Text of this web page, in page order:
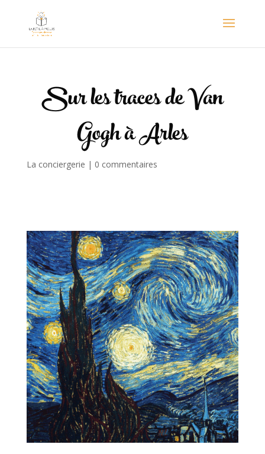
Sur les traces de Van
Gogh à Arles
La conciergerie | 0 commentaires